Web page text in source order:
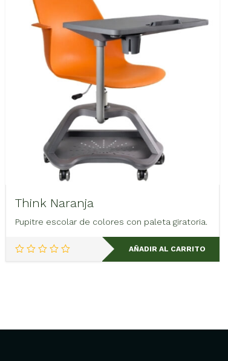
Think Naranja
Pupitre escolar de colores con paleta giratoria.
AÑADIR AL CARRITO